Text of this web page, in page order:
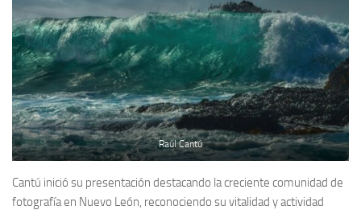
Raúl Cantú
Cantú inició su presentación destacando la creciente comunidad de
fotografía en Nuevo León, reconociendo su vitalidad y actividad